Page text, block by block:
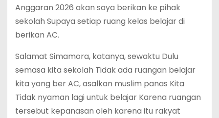
Anggaran 2026 akan saya berikan ke pihak
sekolah Supaya setiap ruang kelas belajar di
berikan AC.
Salamat Simamora, katanya, sewaktu Dulu
semasa kita sekolah Tidak ada ruangan belajar
kita yang ber AC, asalkan muslim panas Kita
Tidak nyaman lagi untuk belajar Karena ruangan
tersebut kepanasan oleh karena itu rakyat